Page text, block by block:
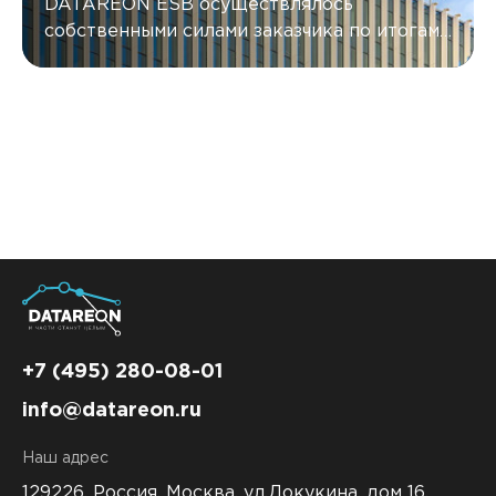
DATAREON ESB осуществлялось
собственными силами заказчика по итогам
пройденного обучения и позволило
+7 (495) 280-08-01
info@datareon.ru
Наш адрес